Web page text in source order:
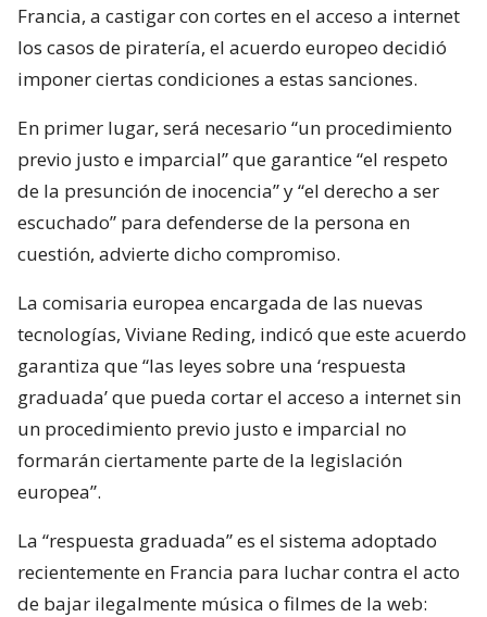
Francia, a castigar con cortes en el acceso a internet
los casos de piratería, el acuerdo europeo decidió
imponer ciertas condiciones a estas sanciones.
En primer lugar, será necesario “un procedimiento
previo justo e imparcial” que garantice “el respeto
de la presunción de inocencia” y “el derecho a ser
escuchado” para defenderse de la persona en
cuestión, advierte dicho compromiso.
La comisaria europea encargada de las nuevas
tecnologías, Viviane Reding, indicó que este acuerdo
garantiza que “las leyes sobre una ‘respuesta
graduada’ que pueda cortar el acceso a internet sin
un procedimiento previo justo e imparcial no
formarán ciertamente parte de la legislación
europea”.
La “respuesta graduada” es el sistema adoptado
recientemente en Francia para luchar contra el acto
de bajar ilegalmente música o filmes de la web: